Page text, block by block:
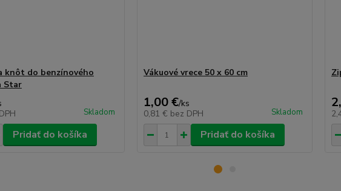
knôt do benzínového
Star
Skladom
Pridať do košíka
Vákuové vrece 50 x 60 cm
1,00 €/ks
0,81 € bez DPH Skladom
Pridať do košíka